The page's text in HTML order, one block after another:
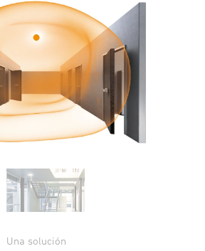
Una solución